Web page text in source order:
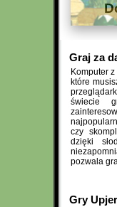
Graj za
Komputer
które
świecie
czy
dzięki
pozwala
Gry